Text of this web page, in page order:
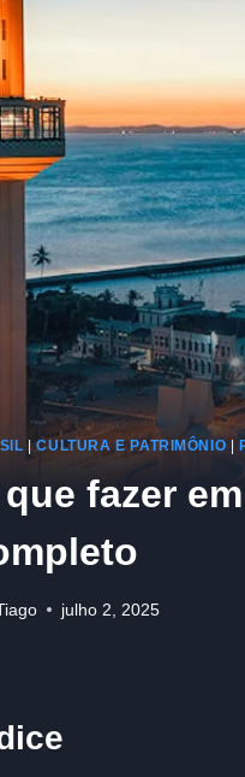
|CULTURA E PATRIMÔNIO
que fazer
julho 2, 2025